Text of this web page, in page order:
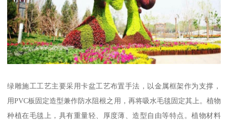
绿雕施工工艺主要采用卡盆工艺布置手法，以金属框架作为支撑，
用PVC板固定造型兼作防水阻根之用，再将吸水毛毯固定其上。植物
种植在毛毯上，具有重量轻、厚度薄、造型自由等特点。植物材料